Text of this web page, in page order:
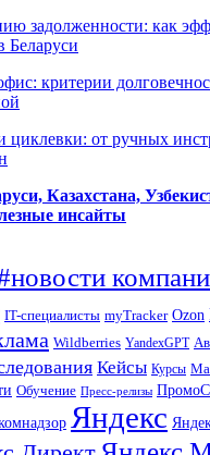
задолженности: как
Беларуси
критерии
циклевки: от ручных
Казахстана,
инсайты
IT-специалисты myTracker Ozon
Wildberries YandexGPT
Кейсы Курсы
Обучение Пресс-релизы
Яндекс